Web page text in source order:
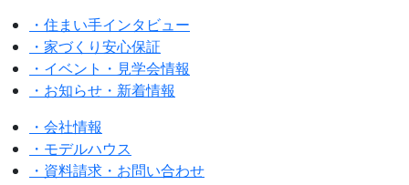
・住まい手インタビュー
・家づくり安心保証
・イベント・見学会情報
・お知らせ・新着情報
・会社情報
・モデルハウス
・資料請求・お問い合わせ